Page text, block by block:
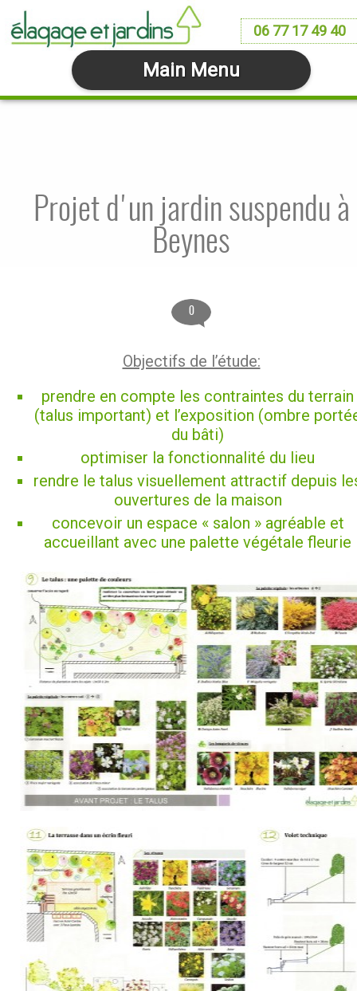
06 77 17 49 40
Main Menu
Projet d'un jardin suspendu à
Beynes
0
Objectifs de l’étude:
prendre en compte les contraintes du terrain
(talus important) et l’exposition (ombre
du bâti)
optimiser la fonctionnalité du lieu
rendre le talus visuellement attractif depuis
ouvertures de la maison
concevoir un espace « salon » agréable et
accueillant avec une palette végétale fleurie